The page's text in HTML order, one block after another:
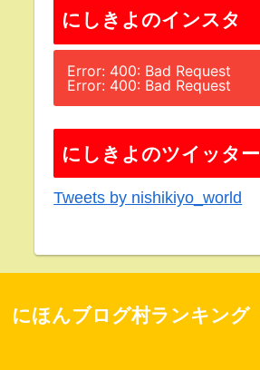
にしきよのインスタ
Error: 400: Bad Request
Error: 400: Bad Request
にしきよのツイッター
Tweets by nishikiyo_world
にほんブログ村ランキング